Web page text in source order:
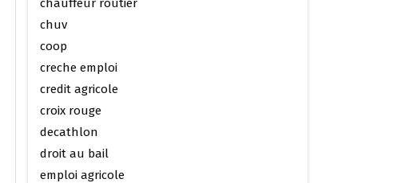
chauffeur routier
chuv
coop
creche emploi
credit agricole
croix rouge
decathlon
droit au bail
emploi agricole